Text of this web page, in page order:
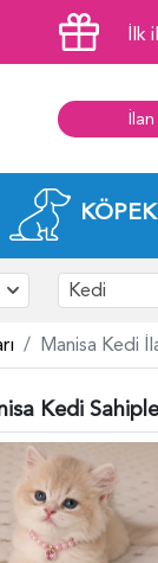
İlk
Kedi
Manisa Kedi
Kedi